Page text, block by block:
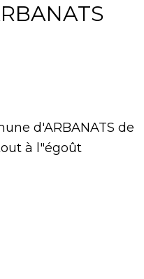
d'ARBANATS de
à l"égoût